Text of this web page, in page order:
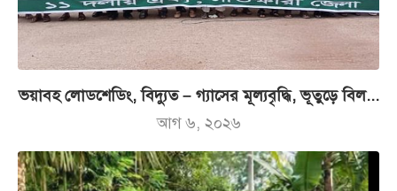
ভয়াবহ লোডশেডিং, বিদ্যুত – গ্যাসের মূল্যবৃদ্ধি, ভূতুড়ে বিল...
আগ ৬, ২০২৬